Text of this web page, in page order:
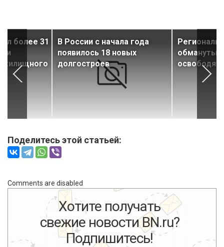
более 31
и
жилищного
В России с начала года
появилось 18 новых
долгостроев
Поделитесь этой статьей:
Comments are disabled
Хотите получать
свежие новости BN.ru?
Подпишитесь!